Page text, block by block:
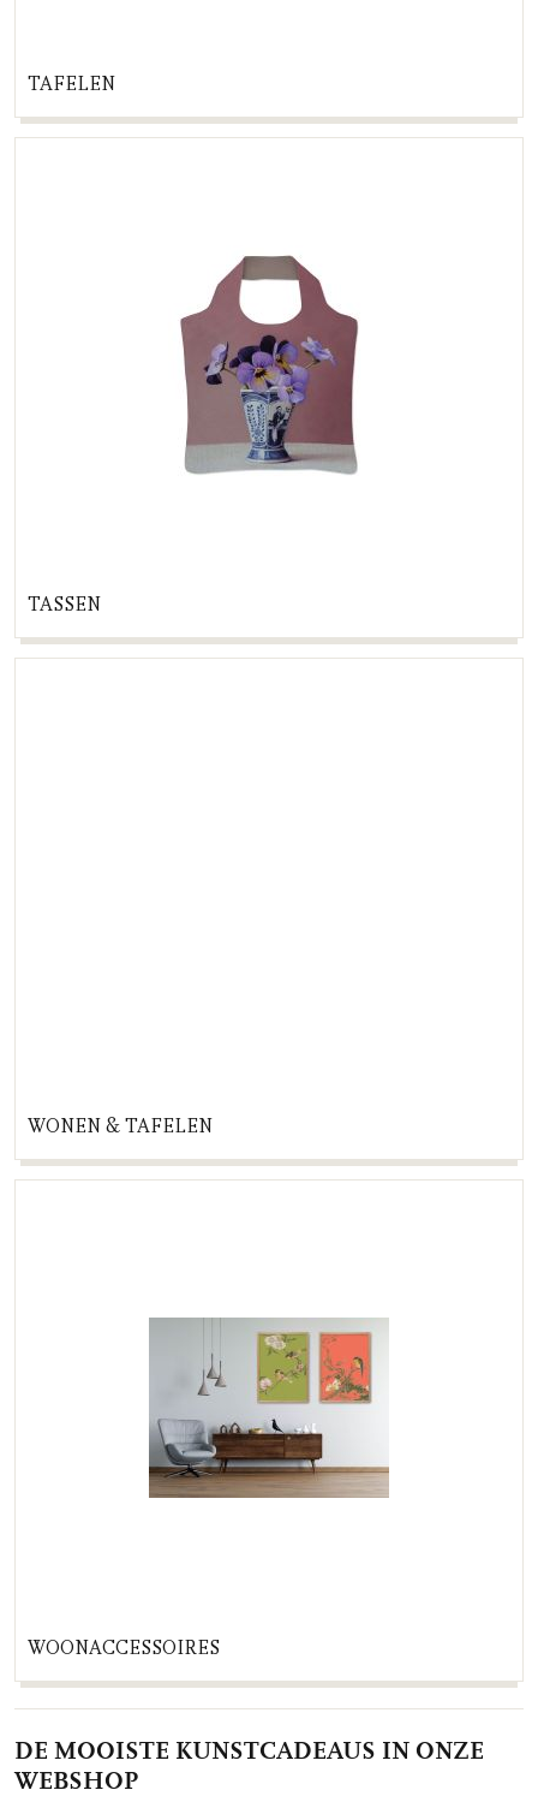
TAFELEN
TASSEN
WONEN & TAFELEN
WOONACCESSOIRES
DE MOOISTE KUNSTCADEAUS IN ONZE
WEBSHOP